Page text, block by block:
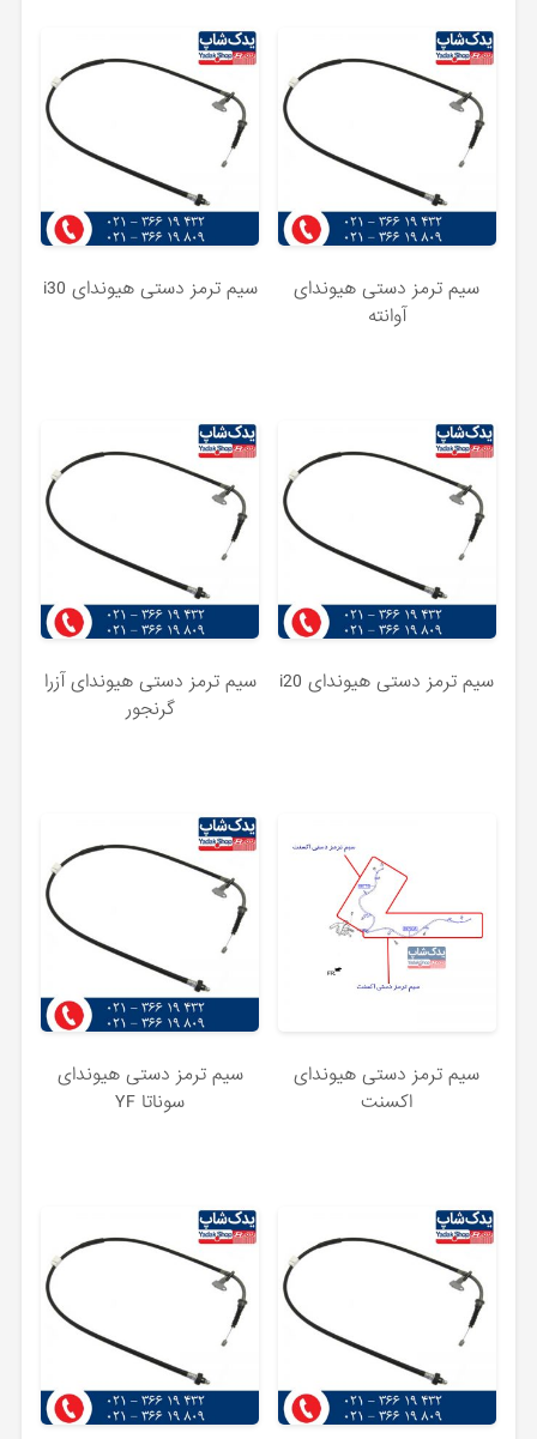
سیم ترمز دستی هیوندای
آوانته
سیم ترمز دستی هیوندای i30
سیم ترمز دستی هیوندای i20
سیم ترمز دستی هیوندای آزرا
گرنجور
سیم ترمز دستی هیوندای
اکسنت
سیم ترمز دستی هیوندای
سوناتا YF